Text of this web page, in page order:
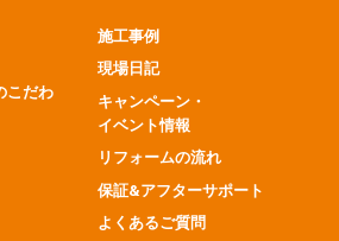
こだわ
施工事例
現場日記
キャンペーン・
イベント情報
リフォームの流れ
保証&アフターサポート
よくあるご質問